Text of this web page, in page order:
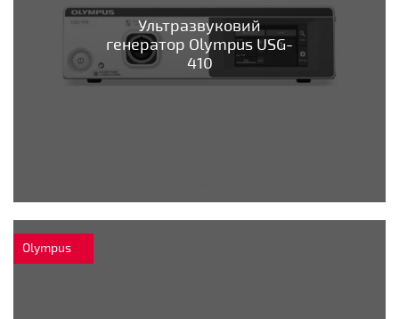
Ультразвуковий
генератор Olympus USG-
410
Olympus